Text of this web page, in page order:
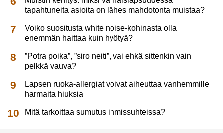
tapahtuneita asioita on lähes mahdotonta muistaa?
Voiko suositusta white noise-kohinasta olla
enemmän haittaa kuin hyötyä?
”Potra poika”, ”siro neiti”, vai ehkä sittenkin vain
pelkkä vauva?
Lapsen ruoka-allergiat voivat aiheuttaa vanhemmille
harmaita hiuksia
Mitä tarkoittaa sumutus ihmissuhteissa?